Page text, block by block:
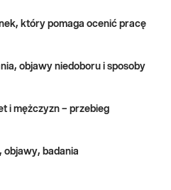
ocenia genetyczne
kobiet do rozwoju choroby
grubego, rak trzonu macicy, rak
który pomaga ocenić pracę
objawy niedoboru i sposoby
i mężczyzn – przebieg
objawy, badania